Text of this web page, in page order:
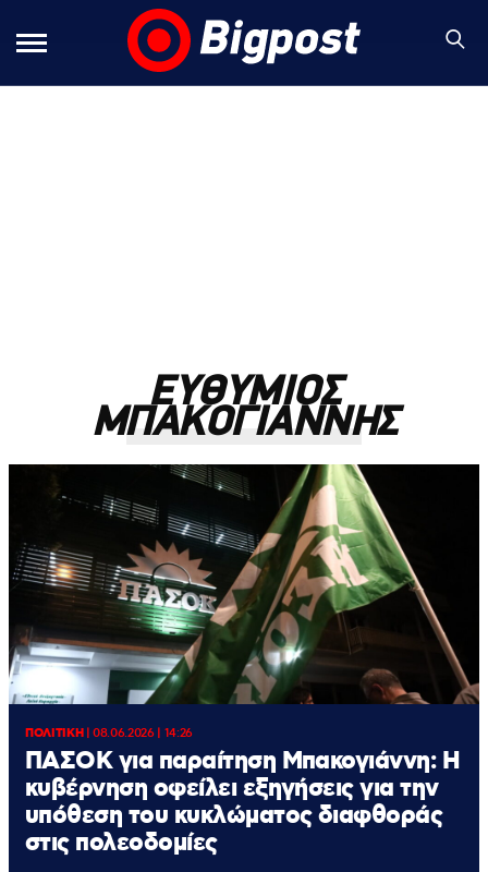
ΕΥΘΥΜΙΟΣ
ΜΠΑΚΟΓΙΑΝΝΗΣ
ΠΟΛΙΤΙΚΗ|08.06.2026 | 14:26
ΠΑΣΟΚ για παραίτηση Μπακογιάννη: Η
κυβέρνηση οφείλει εξηγήσεις για την
υπόθεση του κυκλώματος διαφθοράς
στις πολεοδομίες